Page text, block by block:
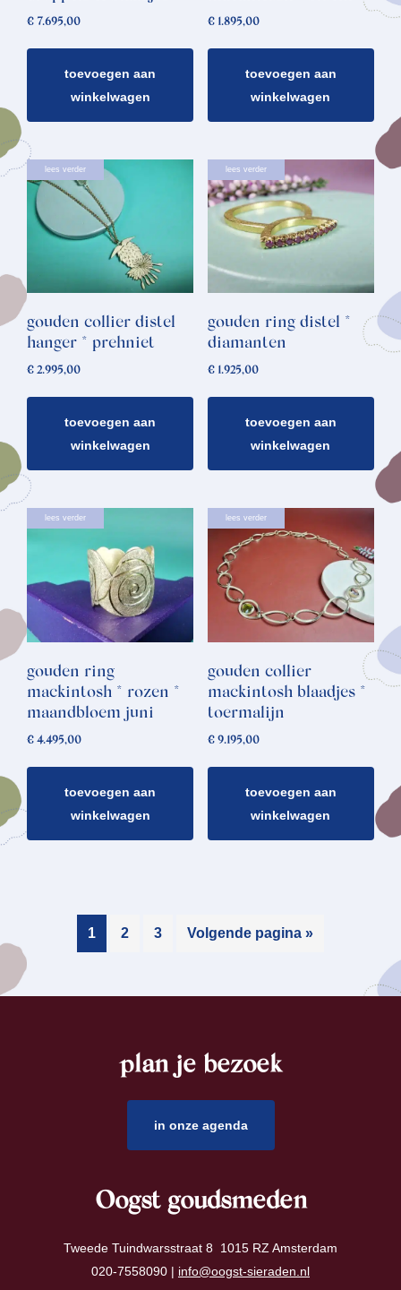
€ 7.695,00
toevoegen aan
winkelwagen
€1.895,00
toevoegen aan
winkelwagen
lees verder
gouden collier distel
hanger * prehniet
€ 2.995,00
toevoegen aan
winkelwagen
lees verder
gouden ring distel *
diamanten
€1.925,00
toevoegen aan
winkelwagen
lees verder
gouden ring
mackintosh * rozen *
maandbloem juni
€ 4.495,00
toevoegen aan
winkelwagen
lees verder
gouden collier
mackintosh blaadjes *
toermalijn
€9.195,00
toevoegen aan
winkelwagen
1 2 3 Volgende pagina »
plan je bezoek
in onze agenda
Oogst goudsmeden
Tweede Tuindwarsstraat 8 1015 RZ Amsterdam
020-7558090 | info@oogst-sieraden.nl